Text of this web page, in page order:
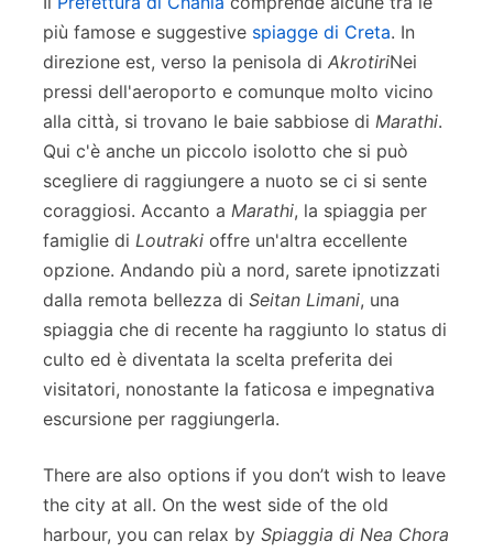
più famose e suggestive spiagge di Creta. In
direzione est, verso la penisola di AkrotiriNei
pressi dell'aeroporto e comunque molto vicino
alla città, si trovano le baie sabbiose di Marathi.
Qui c'è anche un piccolo isolotto che si può
scegliere di raggiungere a nuoto se ci si sente
coraggiosi. Accanto a Marathi, la spiaggia per
famiglie di Loutraki offre un'altra eccellente
opzione. Andando più a nord, sarete ipnotizzati
dalla remota bellezza di Seitan Limani, una
spiaggia che di recente ha raggiunto lo status di
culto ed è diventata la scelta preferita dei
visitatori, nonostante la faticosa e impegnativa
escursione per raggiungerla.
There are also options if you don’t wish to leave
the city at all. On the west side of the old
harbour, you can relax by Spiaggia di Nea Chora